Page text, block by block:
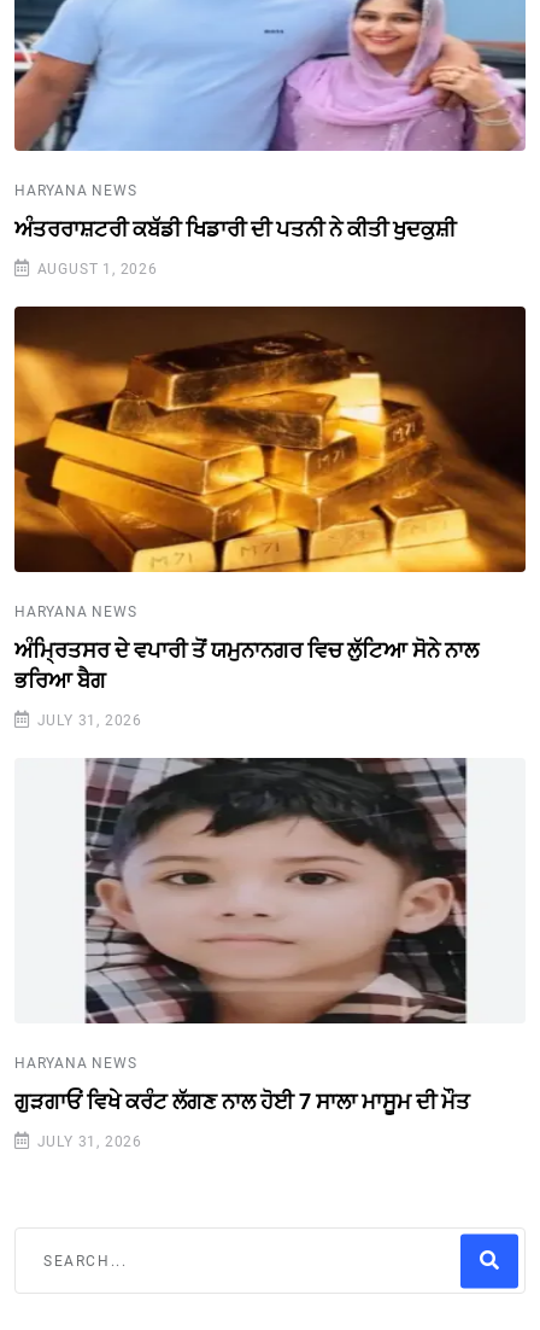
HARYANA NEWS
ਅੰਤਰਰਾਸ਼ਟਰੀ ਕਬੱਡੀ ਖਿਡਾਰੀ ਦੀ ਪਤਨੀ ਨੇ ਕੀਤੀ ਖੁਦਕੁਸ਼ੀ
AUGUST 1, 2026
HARYANA NEWS
ਅੰਮ੍ਰਿਤਸਰ ਦੇ ਵਪਾਰੀ ਤੋਂ ਯਮੁਨਾਨਗਰ ਵਿਚ ਲੁੱਟਿਆ ਸੋਨੇ ਨਾਲ
ਭਰਿਆ ਬੈਗ
JULY 31, 2026
HARYANA NEWS
ਗੁੜਗਾਓਂ ਵਿਖੇ ਕਰੰਟ ਲੱਗਣ ਨਾਲ ਹੋਈ 7 ਸਾਲਾ ਮਾਸੂਮ ਦੀ ਮੌਤ
JULY 31, 2026